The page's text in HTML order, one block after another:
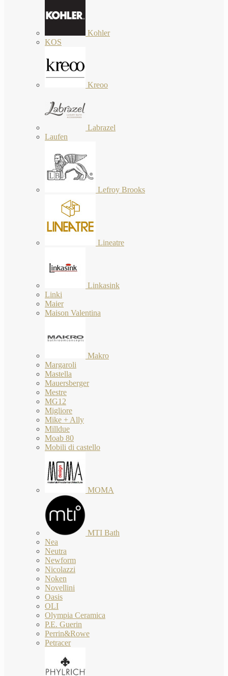
Kohler
KOS
Kreoo
Labrazel
Laufen
Lefroy Brooks
Lineatre
Linkasink
Linki
Maier
Maison Valentina
Makro
Margaroli
Mastella
Mauersberger
Mestre
MG12
Migliore
Mike + Ally
Milldue
Moab 80
Mobili di castello
MOMA
MTI Bath
Nea
Neutra
Newform
Nicolazzi
Noken
Novellini
Oasis
OLI
Olympia Ceramica
P.E. Guerin
Perrin&Rowe
Petracer